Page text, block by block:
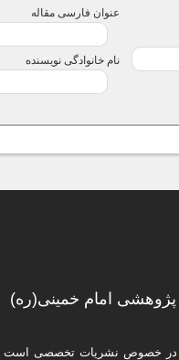
عنوان فارسی مقاله
نام خانوادگی نویسنده
امام خمینی(ره)
در خصوص نشریات تخصصی است